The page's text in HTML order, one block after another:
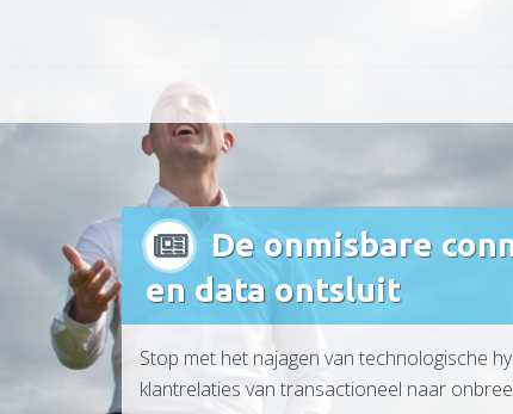
De onmisbare
en data ontsluit
Stop met het najagen van technologische
klantrelaties van transactioneel naar